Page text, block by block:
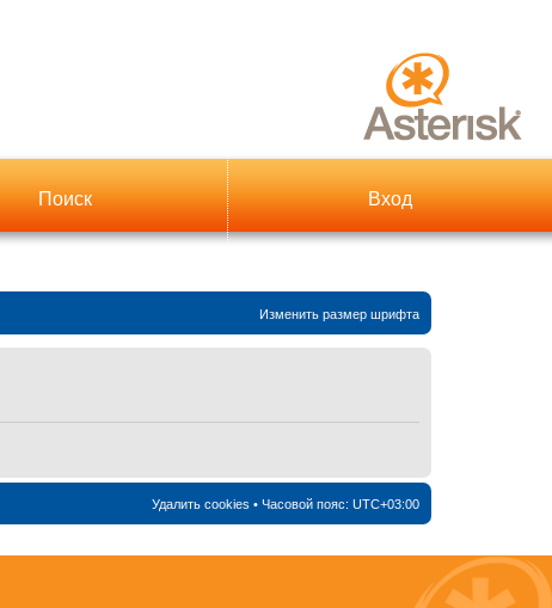
Поиск Вход
Изменить размер шрифта
Удалить cookies • Часовой пояс:UTC+03:00